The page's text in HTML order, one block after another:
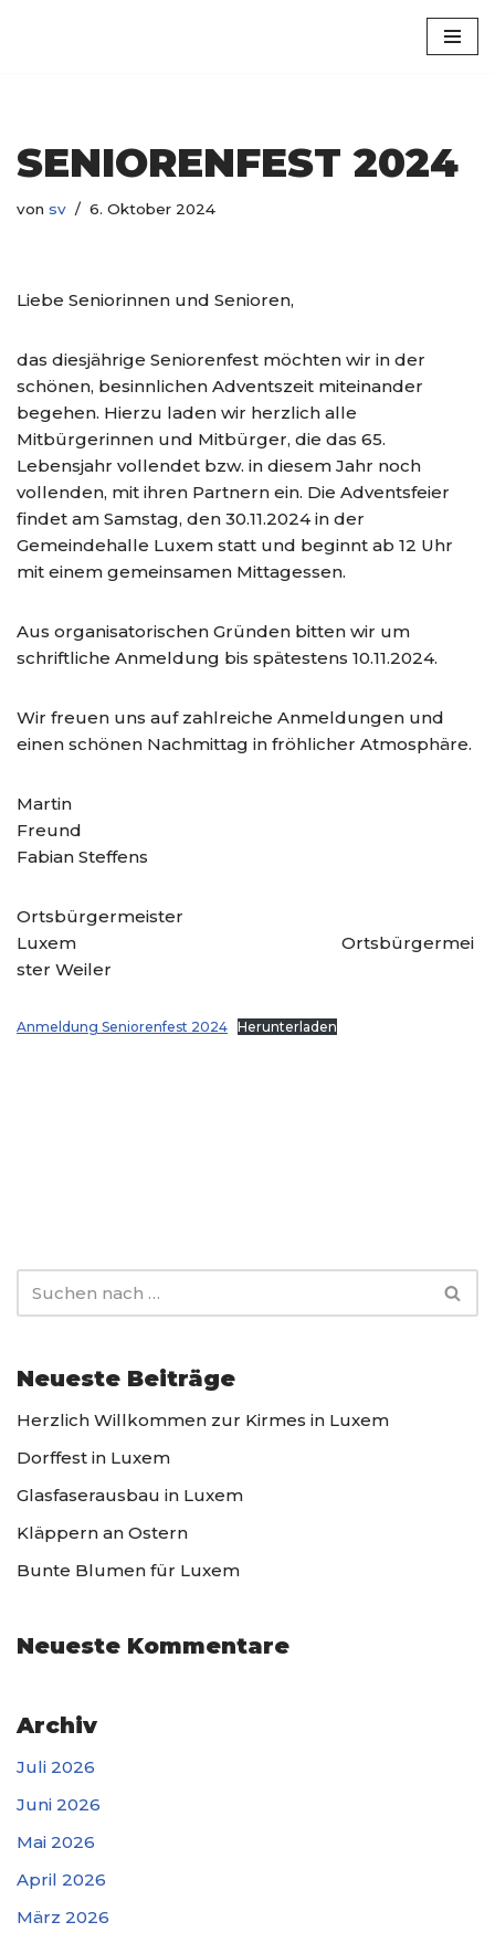
SENIORENFEST 2024
von sv 6. Oktober 2024
Liebe Seniorinnen und Senioren,
das diesjährige Seniorenfest möchten wir in der
schönen, besinnlichen Adventszeit miteinander
begehen. Hierzu laden wir herzlich alle
Mitbürgerinnen und Mitbürger, die das 65.
Lebensjahr vollendet bzw. in diesem Jahr noch
vollenden, mit ihren Partnern ein. Die Adventsfeier
findet am Samstag, den 30.11.2024 in der
Gemeindehalle Luxem statt und beginnt ab 12 Uhr
mit einem gemeinsamen Mittagessen.
Aus organisatorischen Gründen bitten wir um
schriftliche Anmeldung bis spätestens 10.11.2024.
Wir freuen uns auf zahlreiche Anmeldungen und
einen schönen Nachmittag in fröhlicher Atmosphäre.
Martin
Freund
Fabian Steffens
Ortsbürgermeister
Luxem Ortsbürgermei
ster Weiler
Anmeldung Seniorenfest 2024 Herunterladen
Neueste Beiträge
Herzlich Willkommen zur Kirmes in Luxem
Dorffest in Luxem
Glasfaserausbau in Luxem
Kläppern an Ostern
Bunte Blumen für Luxem
Neueste Kommentare
Archiv
Juli 2026
Juni 2026
Mai 2026
April 2026
März 2026